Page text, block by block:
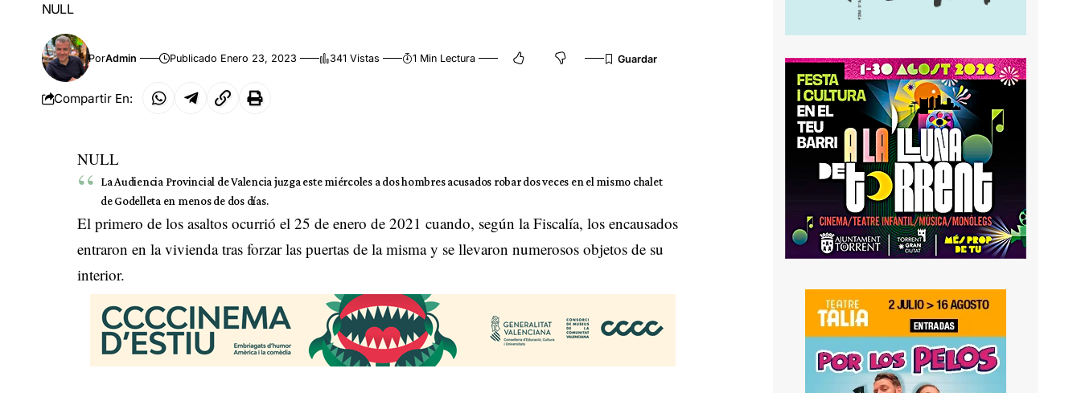
NULL
PorAdmin Publicado Enero 23, 2023 341 Vistas 1 Min Lectura
Compartir En:
NULL
La Audiencia Provincial de Valencia juzga este miércoles a dos hombres acusados robar dos veces en el mismo chalet
de Godelleta en menos de dos días.
El primero de los asaltos ocurrió el 25 de enero de 2021 cuando, según la Fiscalía, los encausados
entraron en la vivienda tras forzar las puertas de la misma y se llevaron numerosos objetos de su
interior.